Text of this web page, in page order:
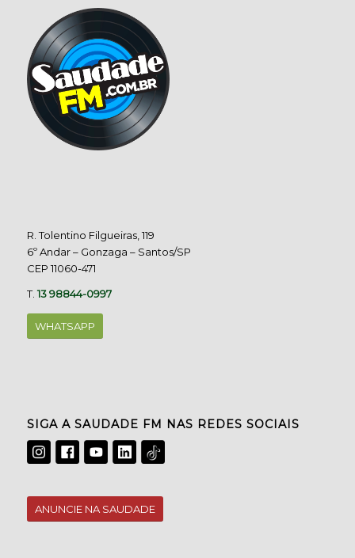
R. Tolentino Filgueiras, 119
6º Andar – Gonzaga – Santos/SP
CEP 11060-471
T.13 98844-0997
WHATSAPP
SIGA A SAUDADE FM NAS REDES SOCIAIS
ANUNCIE NA SAUDADE